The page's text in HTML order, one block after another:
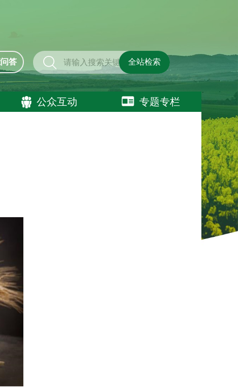
答 全站检索
公众互动 专题专栏